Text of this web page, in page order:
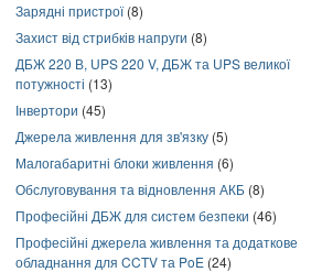
Зарядні пристрої(8)
Захист від стрибків напруги (8)
ДБЖ 220 В, UPS 220 V, ДБЖ та UPS великої
потужності (13)
Інвертори (45)
Джерела живлення для зв'язку (5)
Малогабаритні блоки живлення (6)
Обслуговування та відновлення АКБ (8)
Професійні ДБЖ для систем безпеки (46)
Професійні джерела живлення та додаткове
обладнання для CCTV та PoE (24)